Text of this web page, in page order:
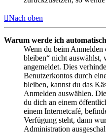
Nach oben
Warum werde ich
Wenn du beim
bleiben“ nicht auswählst,
angemeldet. Dies
Benutzerkontos durch
bleiben, kannst du das
Anmelden auswählen.
du dich an einem
einem Internetcafé,
Verfügung steht, dann
Administration